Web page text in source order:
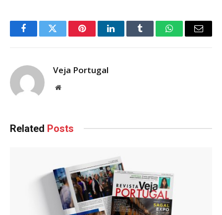
FacebookTwitter PinterestLinkedInTumblr WhatsAppEmail
Veja Portugal
Website
Related Posts